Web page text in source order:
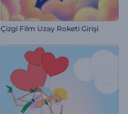
Çizgi Film Uzay Roketi Girişi